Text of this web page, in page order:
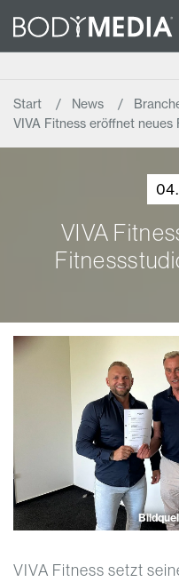
Start News
VIVA Fitness eröffnet neues
VIVA
VIVA Fitness setzt